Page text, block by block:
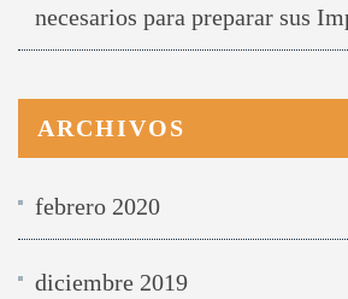
necesarios para preparar sus
ARCHIVOS
febrero 2020
diciembre 2019